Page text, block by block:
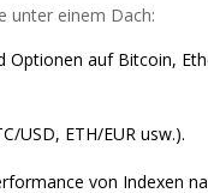
unter einem Dach:
Optionen auf Bitcoin,
USD, ETH/EUR usw.).
von Indexen